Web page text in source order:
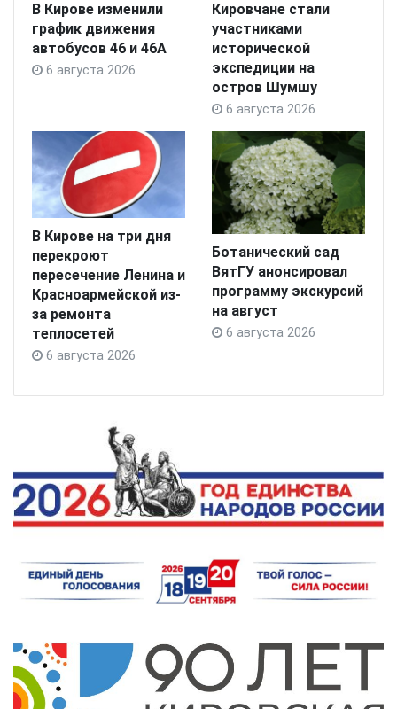
В Кирове изменили
график движения
автобусов 46 и 46А
6 августа 2026
Кировчане стали
участниками
исторической
экспедиции на
остров Шумшу
6 августа 2026
В Кирове на три дня
перекроют
пересечение Ленина и
Красноармейской из-
за ремонта
теплосетей
6 августа 2026
Ботанический сад
ВятГУ анонсировал
программу экскурсий
на август
6 августа 2026